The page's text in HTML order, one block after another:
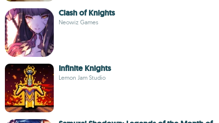
Clash of Knights
Neowiz Games
Infinite Knights
Lemon Jam Studio